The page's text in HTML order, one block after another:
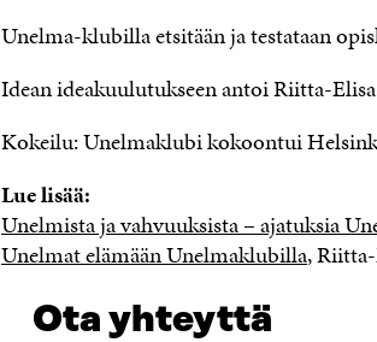
Unelma-klubilla etsitään ja testataan
Idean ideakuulutukseen antoi Riitta-
Kokeilu: Unelmaklubi kokoontui
Lue lisää:
Unelmista ja vahvuuksista – ajatuksia
Unelmat elämään Unelmaklubilla,
Ota yhteyttä